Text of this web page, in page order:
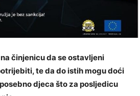
činjenicu da se ostavljeni
te da do istih mogu doći
djeca što za posljedicu